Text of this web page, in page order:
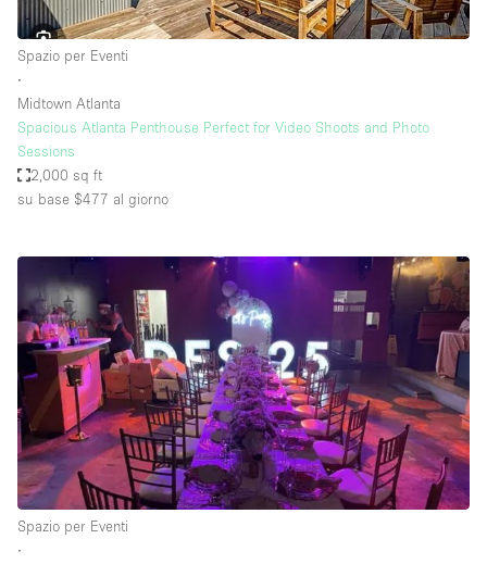
Spazio per Eventi
∙
Midtown Atlanta
Spacious Atlanta Penthouse Perfect for Video Shoots and Photo
Sessions
2,000 sq ft
su base $477 al giorno
Spazio per Eventi
∙